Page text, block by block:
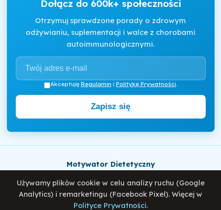
Dołącz do 600k+ społeczności
Otrzymuj sprawdzone porady o zdrowym
odżywianiu, suplementacji i walce z chorobami
autoimmunologicznymi.
Akceptuję Regulamin i Politykę Prywatności.
Zapisz się
Motywator Dietetyczny
Używamy plików cookie w celu analizy ruchu (Google
Analytics) i remarketingu (Facebook Pixel). Więcej w
Polityce Prywatności.